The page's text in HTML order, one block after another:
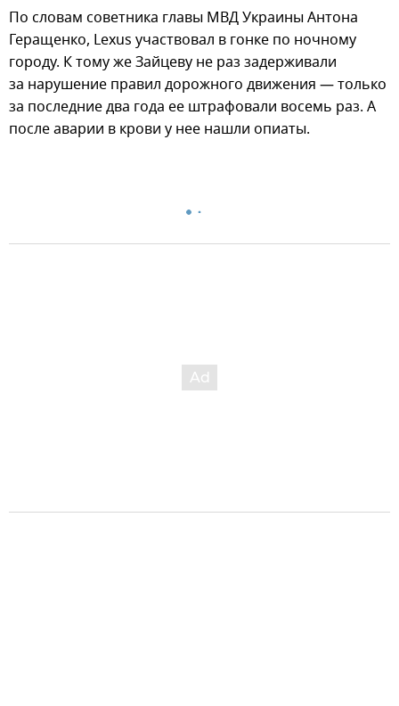
По словам советника главы МВД Украины Антона
Геращенко, Lexus участвовал в гонке по ночному
городу. К тому же Зайцеву не раз задерживали
за нарушение правил дорожного движения — только
за последние два года ее штрафовали восемь раз. А
после аварии в крови у нее нашли опиаты.